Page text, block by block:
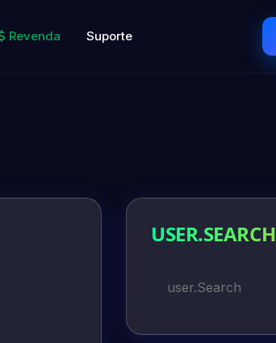
Revenda Suporte
USER.SEARCH